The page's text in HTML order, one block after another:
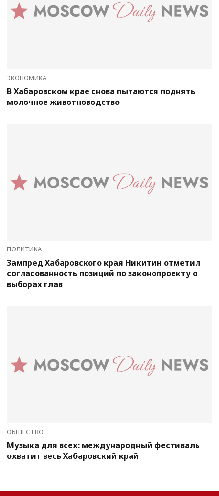
ЭКОНОМИКА
В Хабаровском крае снова пытаются поднять
молочное животноводство
ПОЛИТИКА
Зампред Хабаровского края Никитин отметил
согласованность позиций по законопроекту о
выборах глав
ОБЩЕСТВО
Музыка для всех: международный фестиваль
охватит весь Хабаровский край